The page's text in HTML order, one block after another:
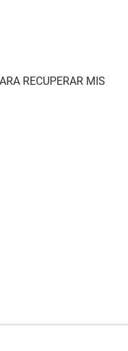
RECUPERAR MIS